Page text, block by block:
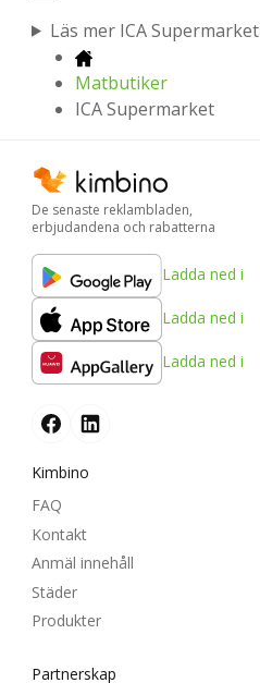
Läs mer ICA Supermarket
Matbutiker
ICA Supermarket
De senaste reklambladen,
erbjudandena och rabatterna
Ladda ned i
Ladda ned i
Ladda ned i
Kimbino
FAQ
Kontakt
Anmäl innehåll
Städer
Produkter
Partnerskap